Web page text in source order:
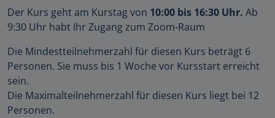
Der Kurs geht am Kurstag von 10:00 bis 16:30 Uhr. Ab
9:30 Uhr habt Ihr Zugang zum Zoom-Raum
Die Mindestteilnehmerzahl für diesen Kurs beträgt 6
Personen. Sie muss bis 1 Woche vor Kursstart erreicht
sein.
Die Maximalteilnehmerzahl für diesen Kurs liegt bei 12
Personen.